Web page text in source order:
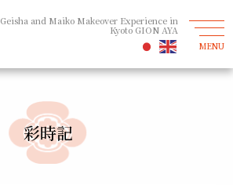
Geisha and Maiko Makeover Experience in
Kyoto GION AYA
MENU
彩時記